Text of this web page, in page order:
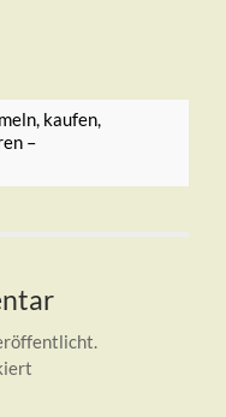
kaufen,
–